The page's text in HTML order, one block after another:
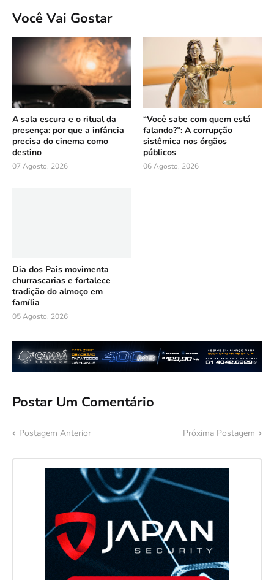
Você Vai Gostar
A sala escura e o ritual da
presença: por que a infância
precisa do cinema como
destino
07 Agosto, 2026
“Você sabe com quem está
falando?”: A corrupção
sistêmica nos órgãos
públicos
06 Agosto, 2026
Dia dos Pais movimenta
churrascarias e fortalece
tradição do almoço em
família
05 Agosto, 2026
Postar Um Comentário
Postagem Anterior Próxima Postagem